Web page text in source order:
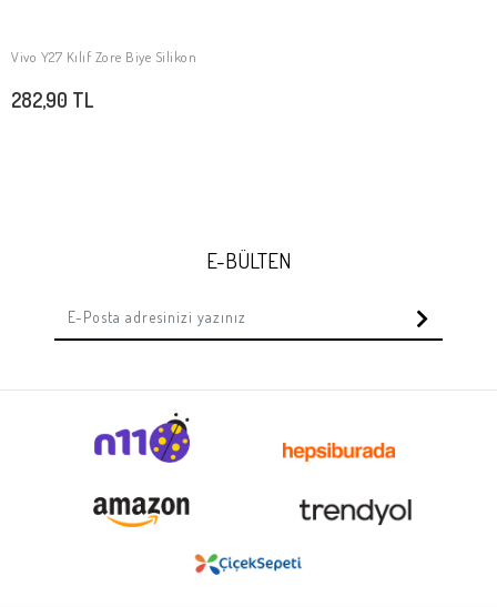
SEPETE EKLE
Vivo Y27 Kılıf Zore Biye Silikon
282,90 TL
E-BÜLTEN